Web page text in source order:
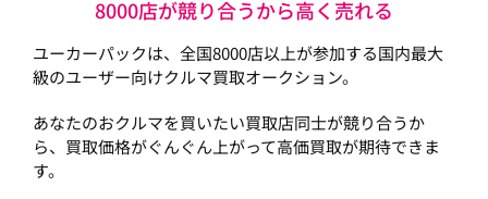
8000店が競り合うから高く売れる
ユーカーパックは、全国8000店以上が参加する国内最大
級のユーザー向けクルマ買取オークション。
あなたのおクルマを買いたい買取店同士が競り合うか
ら、買取価格がぐんぐん上がって高価買取が期待できま
す。